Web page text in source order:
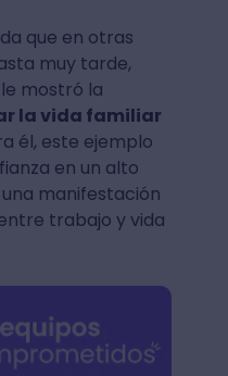
que en otras
muy tarde,
mostró la
la vida familiar
él, este ejemplo
en un alto
manifestación
trabajo y vida